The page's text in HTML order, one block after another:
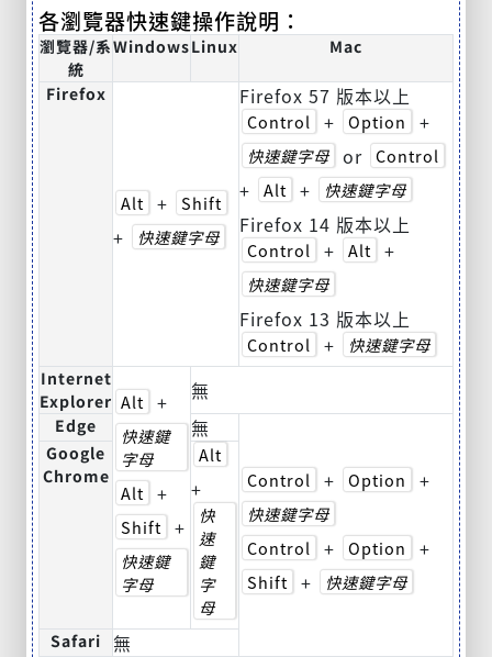
各瀏覽器快速鍵操作說明：
瀏覽器/系
統
WindowsLinux Mac
Firefox
Alt + Shift
+ 快速鍵字母
Firefox 57 版本以上
Control + Option +
快速鍵字母 or Control
+ Alt + 快速鍵字母
Firefox 14 版本以上
Control + Alt +
快速鍵字母
Firefox 13 版本以上
Control + 快速鍵字母
Internet
Explorer Alt +
快速鍵
字母
Alt
+
Shift +
快速鍵
字母
無
Edge 無
Control + Option +
快速鍵字母
Control
+ Option +
Shift + 快速鍵字母
Google
Chrome
Alt
+
快
速
鍵
字
母
Safari
無